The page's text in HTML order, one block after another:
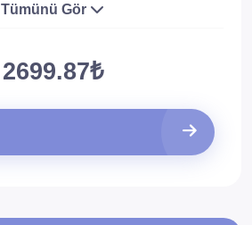
Tümünü Gör
2699.87₺